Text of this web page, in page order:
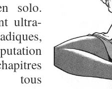
solo.
ultra-
tous